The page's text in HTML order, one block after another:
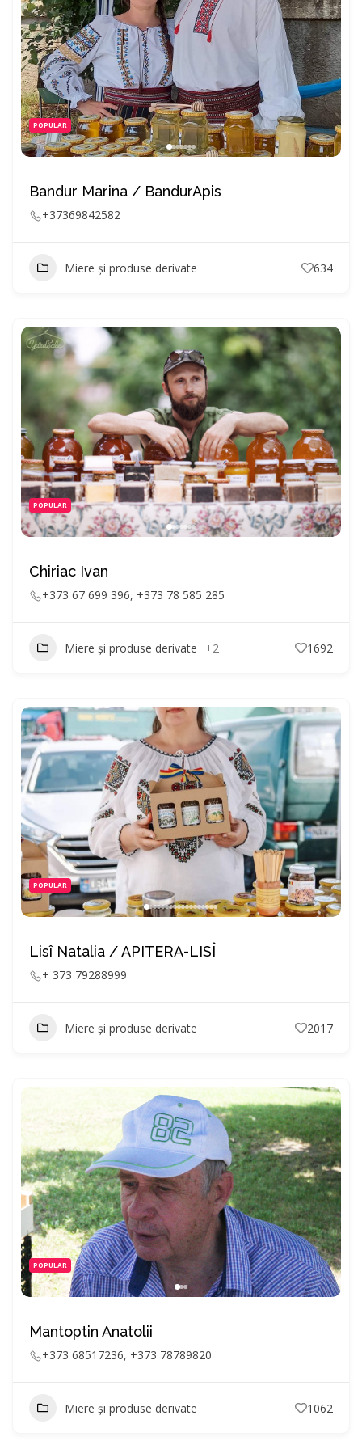
POPULAR
Bandur Marina / BandurApis
+37369842582
Miere și produse derivate 634
POPULAR
Chiriac Ivan
+373 67 699 396, +373 78 585 285
Miere și produse derivate +2 1692
POPULAR
Lisî Natalia / APITERA-LISÎ
+ 373 79288999
Miere și produse derivate 2017
POPULAR
Mantoptin Anatolii
+373 68517236, +373 78789820
Miere și produse derivate 1062